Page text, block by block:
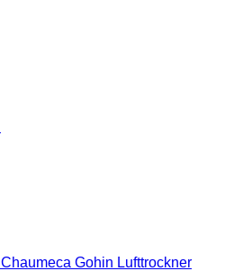
Chaumeca Gohin Lufttrockner